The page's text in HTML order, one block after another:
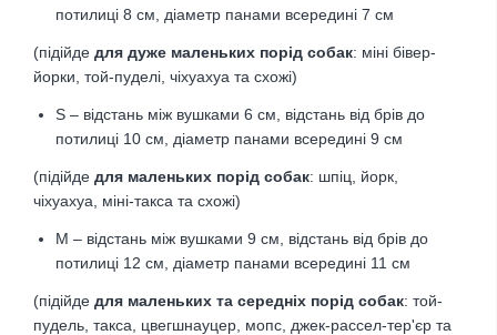
потилиці 8 см, діаметр панами всередині 7 см
(підійде для дуже маленьких порід собак: міні бівер-
йорки, той-пуделі, чіхуахуа та схожі)
S – відстань між вушками 6 см, відстань від брів до
потилиці 10 см, діаметр панами всередині 9 см
(підійде для маленьких порід собак: шпіц, йорк,
чіхуахуа, міні-такса та схожі)
M – відстань між вушками 9 см, відстань від брів до
потилиці 12 см
діаметр панами всередині 11 см
(підійде для маленьких та середніх порід собак: той-
пудель, такса, цвегшнауцер, мопс, джек-рассел-тер'єр та